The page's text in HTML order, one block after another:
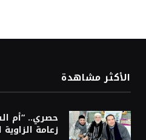
الأكثر مشاهدة
حصري.. “أم
زعامة